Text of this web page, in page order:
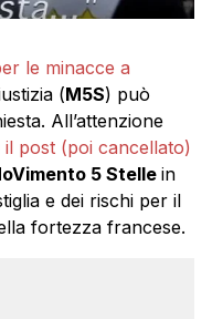
le minacce a
(M5S) può
All’attenzione
il post (poi cancellato)
5 Stelle in
e dei rischi per il
fortezza francese.